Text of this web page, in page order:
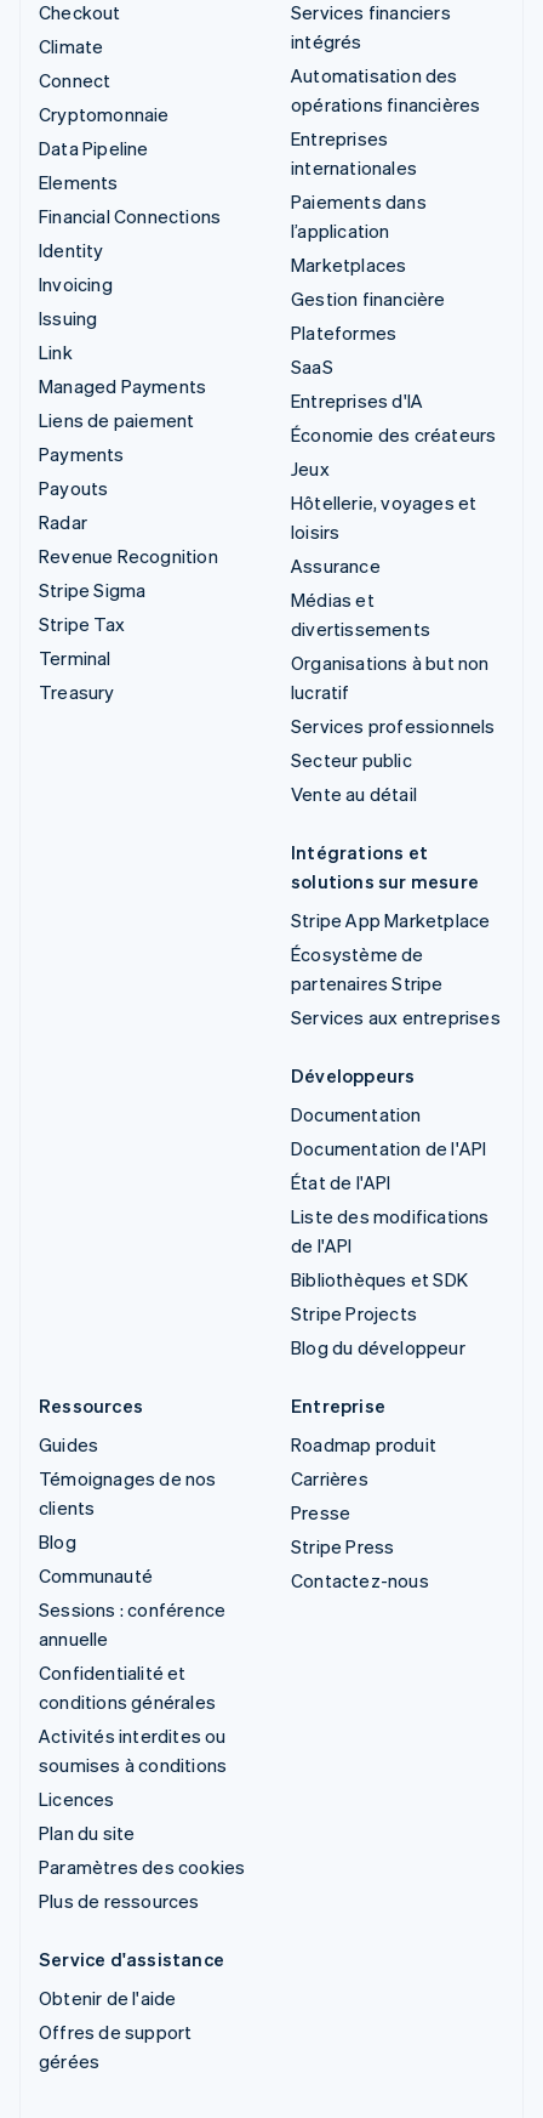
Checkout
Climate
Connect
Cryptomonnaie
Data Pipeline
Elements
Financial Connections
Identity
Invoicing
Issuing
Link
Managed Payments
Liens de paiement
Payments
Payouts
Radar
Revenue Recognition
Stripe Sigma
Stripe Tax
Terminal
Treasury
Services financiers
intégrés
Automatisation des
opérations financières
Entreprises
internationales
Paiements dans
l’application
Marketplaces
Gestion financière
Plateformes
SaaS
Entreprises d'IA
Économie des créateurs
Jeux
Hôtellerie, voyages et
loisirs
Assurance
Médias et
divertissements
Organisations à but non
lucratif
Services professionnels
Secteur public
Vente au détail
Intégrations et
solutions sur mesure
Stripe App Marketplace
Écosystème de
partenaires Stripe
Services aux entreprises
Développeurs
Documentation
Documentation de l'API
État de l'API
Liste des modifications
de l'API
Bibliothèques et SDK
Stripe Projects
Blog du développeur
Ressources
Guides
Témoignages de nos
clients
Blog
Communauté
Sessions : conférence
annuelle
Confidentialité et
conditions générales
Activités interdites ou
soumises à conditions
Licences
Plan du site
Paramètres des cookies
Plus de ressources
Entreprise
Roadmap produit
Carrières
Presse
Stripe Press
Contactez-nous
Service d'assistance
Obtenir de l'aide
Offres de support
gérées